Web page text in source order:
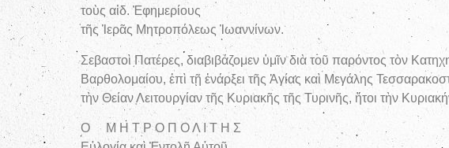
τοὺς αἰδ. Ἐφημερίους
τῆς Ἱερᾶς Μητροπόλεως Ἰωαννίνων.
Σεβαστοὶ Πατέρες, διαβιβάζομεν ὑμῖν διὰ τοῦ παρόντος τὸν
Βαρθολομαίου, ἐπὶ τῇ ἐνάρξει τῆς Ἁγίας καὶ Μεγάλης
τὴν Θείαν Λειτουργίαν τῆς Κυριακῆς τῆς Τυρινῆς, ἥτοι τὴν
Ο Μ Η Τ Ρ Ο Π Ο Λ Ι Τ Η Σ